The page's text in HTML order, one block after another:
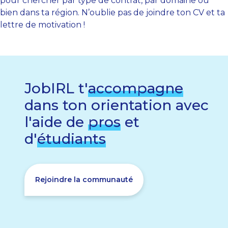
bien dans ta région. N’oublie pas de joindre ton CV et ta
lettre de motivation !
JobIRL t'accompagne
dans ton orientation avec
l'aide de pros et
d'étudiants
Rejoindre la communauté